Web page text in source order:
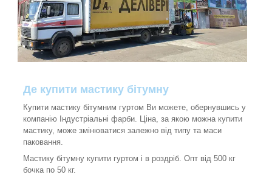
Де купити мастику бітумну
Купити мастику бітумним гуртом Ви можете, обернувшись у
компанію Індустріальні фарби. Ціна, за якою можна купити
мастику, може змінюватися залежно від типу та маси
паковання.
Мастику бітумну купити гуртом і в роздріб. Опт від 500 кг
бочка по 50 кг.